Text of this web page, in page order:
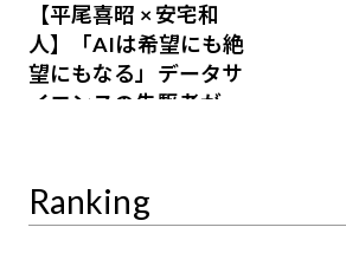
【平尾喜昭 × 安宅和
人】「AIは希望にも絶
望にもなる」データサ
イエンスの先駆者が語
Ranking